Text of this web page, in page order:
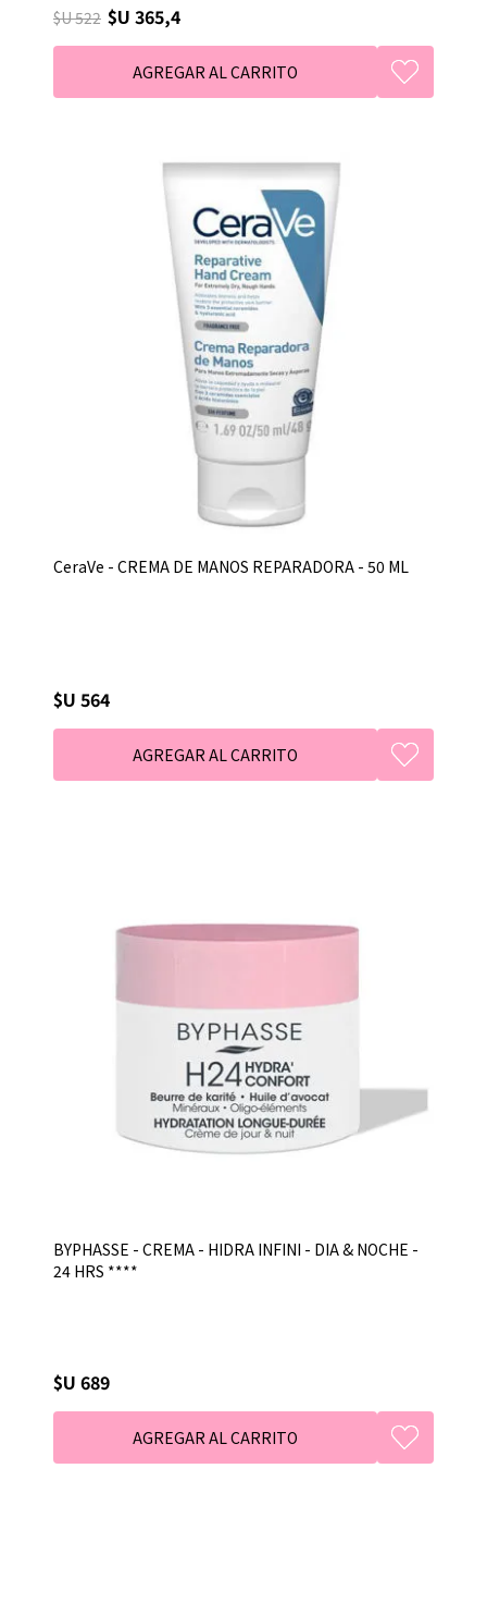
$U 522 $U 365,4
CeraVe - CREMA DE MANOS REPARADORA - 50 ML
$U 564
BYPHASSE - CREMA - HIDRA INFINI - DIA & NOCHE -
24 HRS ****
$U 689